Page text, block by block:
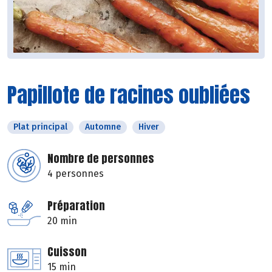
Papillote de racines oubliées
Plat principal Automne Hiver
Nombre de personnes
4 personnes
Préparation
20 min
Cuisson
15 min